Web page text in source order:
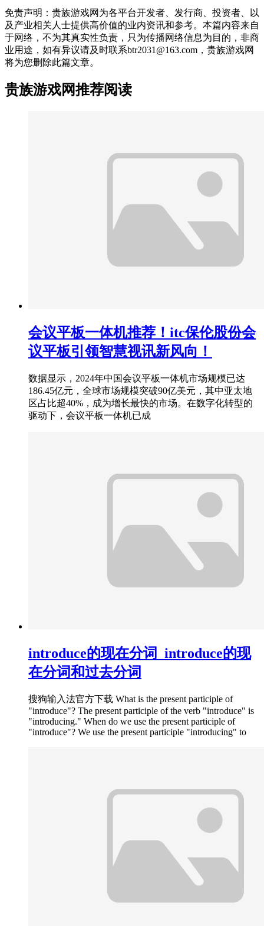
免责声明：贵族游戏网为各平台开发者、发行商、投资者、以
及产业相关人士提供高价值的业内资讯和参考。本篇内容来自
于网络，不为其真实性负责，只为传播网络信息为目的，非商
业用途，如有异议请及时联系btr2031@163.com，贵族游戏网
将为您删除此篇文章。
贵族游戏网推荐阅读
会议平板一体机推荐！itc保伦股份会
议平板引领智慧视讯新风向！
数据显示，2024年中国会议平板一体机市场规模已达
186.45亿元，全球市场规模突破90亿美元，其中亚太地
区占比超40%，成为增长最快的市场。在数字化转型的
驱动下，会议平板一体机已成
introduce的现在分词_introduce的现
在分词和过去分词
搜狗输入法官方下载 What is the present participle of
"introduce"? The present participle of the verb "introduce" is
"introducing." When do we use the present participle of
"introduce"? We use the present participle "introducing" to